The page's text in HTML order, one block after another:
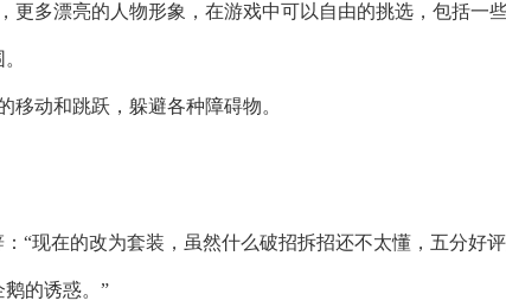
更多漂亮的人物形象，在游戏中可以自由的挑选，包括一
移动和跳跃，躲避各种障碍物。
“现在的改为套装，虽然什么破招拆招还不太懂，五分好
的诱惑。”